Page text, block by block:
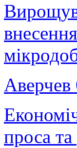
проса та